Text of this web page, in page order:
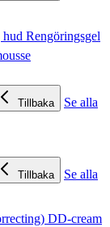
hud Rengöringsgel
Tillbaka
Se alla
Tillbaka
Se alla
DD-cream